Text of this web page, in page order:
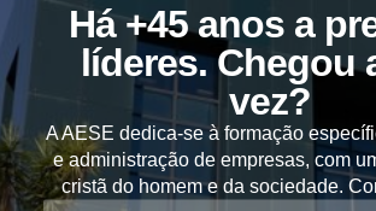
Há +45 anos a
líderes. Chegou
vez?
A AESE dedica-se à formação
e administração de empresas, com
cristã do homem e da sociedade.